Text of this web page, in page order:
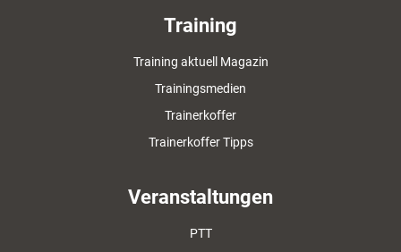
Training
Training aktuell Magazin
Trainingsmedien
Trainerkoffer
Trainerkoffer Tipps
Veranstaltungen
PTT